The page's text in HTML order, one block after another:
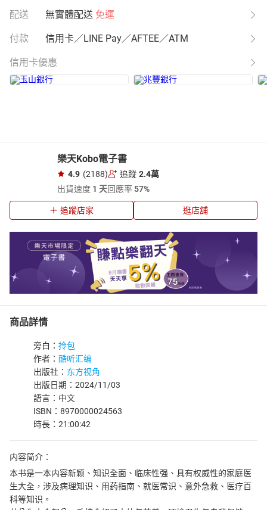
配送 無實體配送 免運
付款 信用卡／LINE Pay／AFTEE／ATM
信用卡優惠
樂天Kobo電子書
4.9 (2188) 追蹤 2.4萬
出貨速度 1 天回應率57%
追蹤店家 逛店舖
商品詳情
旁白： 拎包
作者： 酷听汇编
出版社： 东方视角
出版日期：2024/11/03
語言：中文
ISBN：8970000024563
時長：21:00:42
内容简介：
本书是一本内容新颖、知识全面、临床性强、具有权威性的家庭医
生大全，涉及病理知识、用药指南、就医常识、意外急救、医疗百
科等知识。